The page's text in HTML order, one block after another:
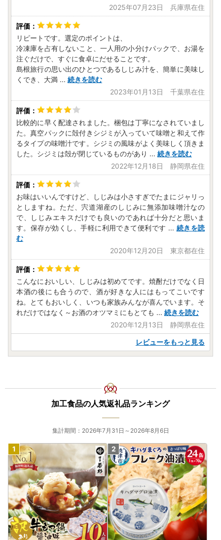
2025年07月23日 兵庫県在住
リピートです。選定のポイントは、
冷凍庫を占有しないこと、一人用の小分けパックで、お湯を
注ぐだけで、すぐに食卓にだせることです。
島根旅行の思い出のひとつであるしじみ汁を、簡単に美味し
くでき、大満 ... 続きを読む
2023年01月13日 千葉県在住
比較的に早く配達されました。梱包は丁寧になされていまし
た。真空パックに殻付きシジミが入っていて味噌と和えて作
るタイプの味噌汁です。シジミの風味がよく美味しく頂きま
した。シジミは殻が閉じているものがあり ... 続きを読む
2022年12月18日 静岡県在住
お味はいいんですけど、しじみは小さすぎでたまにジャリっ
としますね。ただ、宍道湖産のしじみに無添加味噌汁なの
で、しじみエキスだけでも良いのであれば十分だと思いま
す。保存が効くし、手軽に利用できて便利です ... 続きを読
む
2020年12月20日 東京都在住
こんなにおいしい、しじみは初めてです。焼酎だけでなく日
本酒の後にも合うので、酒が好きな人にはもってこいです
ね。とてもおいしく、いつも家族みんなが喜んでいます。そ
れだけではなく～お酒のオツマミにもとても ... 続きを読む
2020年12月13日 静岡県在住
レビューをもっと見る
加工食品の人気返礼品ランキング
集計期間：2026年7月31日～2026年8月6日